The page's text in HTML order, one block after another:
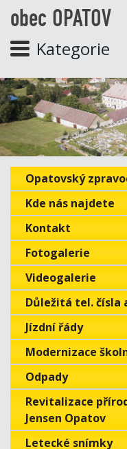
obec OPATOV
Kategorie
Opatovský
Kde nás najdete
Kontakt
Fotogalerie
Videogalerie
Důležitá tel. čísla
Jízdní řády
Modernizace
Odpady
Revitalizace
Jensen Opatov
Letecké snímky